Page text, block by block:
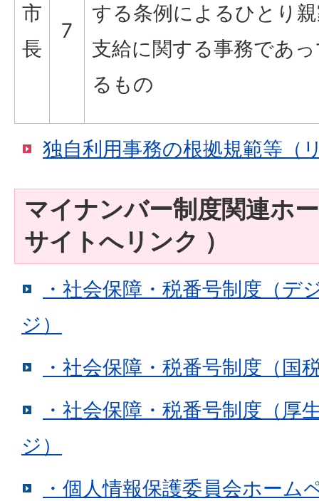
市
長
7
する条例によるひとり
支給に関する事務であ
るもの
独自利用事務の根拠規範等（
マイナンバー制度関連ホ
サイトへリンク ）
・社会保障・税番号制度（デ
ジ）
・社会保障・税番号制度（国
・社会保障・税番号制度（厚
ジ）
・個人情報保護委員会ホーム